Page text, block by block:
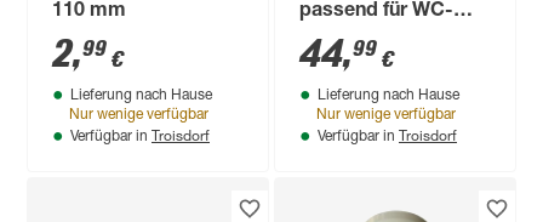
110 mm
2,99 €
Lieferung nach Hause
Nur wenige verfügbar
Verfügbar in Troisdorf
passend für WC-
Anschlüsse DN 90
und DN 100
44,99 €
Lieferung nach Hause
Nur wenige verfügbar
Verfügbar in Troisdorf